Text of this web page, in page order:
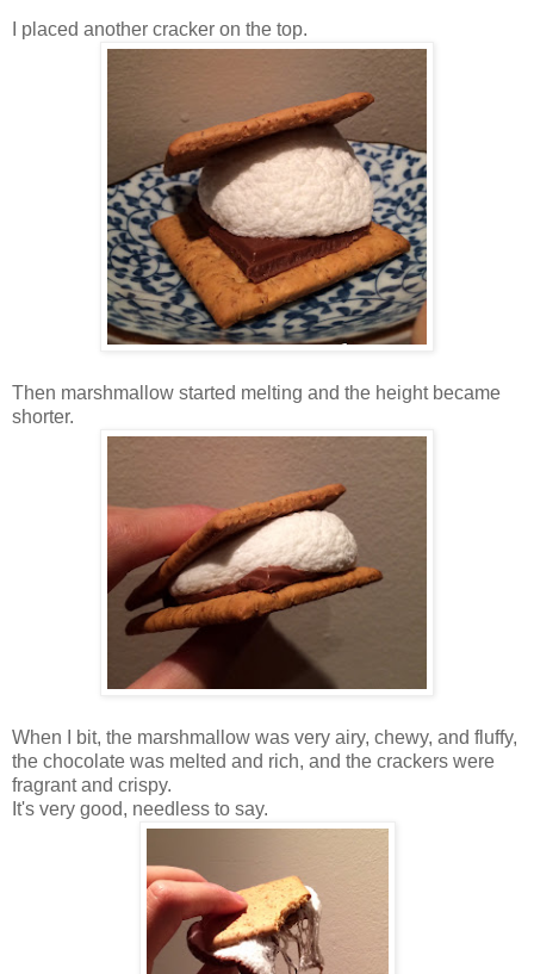
I placed another cracker on the top.
Then marshmallow started melting and the height became
shorter.
When I bit, the marshmallow was very airy, chewy, and fluffy,
the chocolate was melted and rich, and the crackers were
fragrant and crispy.
It's very good, needless to say.